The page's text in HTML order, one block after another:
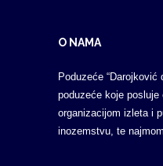
O NAMA
Poduzeće “Darojković
poduzeće koje
organizacijom izleta i
inozemstvu, te